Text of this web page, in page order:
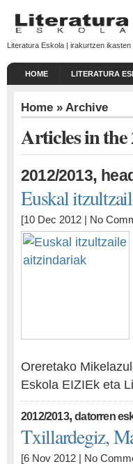
Literatura Eskola | irakurtzen ikasten
HOME LITERATURA
Home » Archive
Articles in the
2012/2013,
Euskal
[10 Dec 2012 | No
Oreretako
Eskola EIZIEk eta
2012/2013,datorren
Txillardegiz,
[6 Nov 2012 | No